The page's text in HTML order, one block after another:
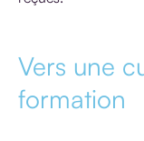
Vers une
formation